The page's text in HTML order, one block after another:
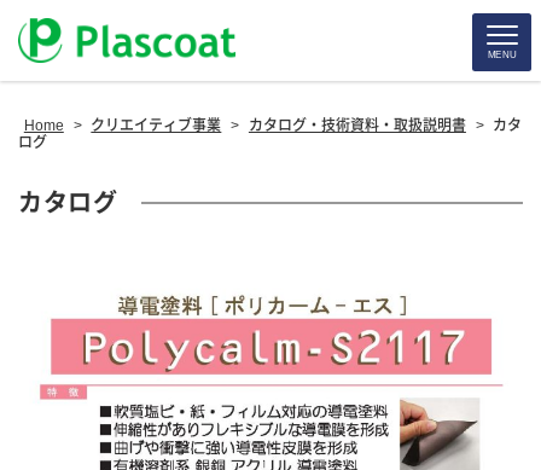
MENU
Home > クリエイティブ事業 > カタログ・技術資料・取扱説明書 > カタ
ログ
カタログ